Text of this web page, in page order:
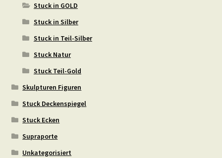
Stuck in GOLD
Stuck in Silber
Stuck in Teil-Silber
Stuck Natur
Stuck Teil-Gold
Skulpturen Figuren
Stuck Deckenspiegel
Stuck Ecken
Supraporte
Unkategorisiert